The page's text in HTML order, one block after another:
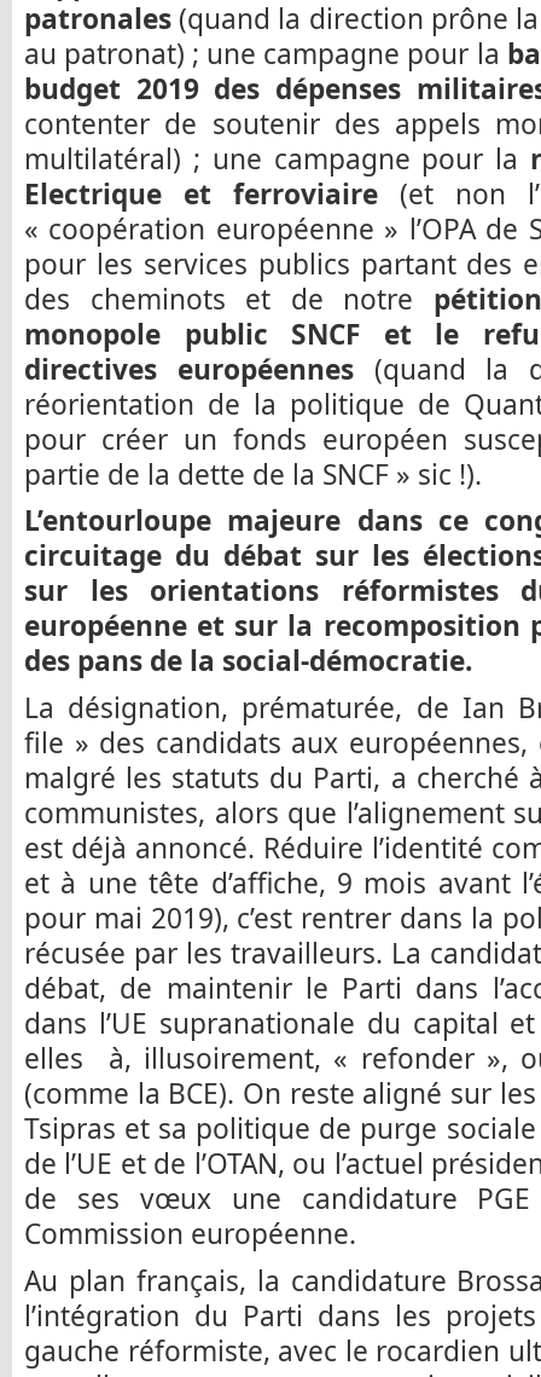
patronales (quand la direction prône
au patronat) ; une campagne pour la
budget 2019 des dépenses
contenter de soutenir des appels
multilatéral) ; une campagne pour la
Electrique et ferroviaire (et non
« coopération européenne » l’OPA de
pour les services publics partant des
des cheminots et de notre
monopole public SNCF et le
directives européennes(quand la
réorientation de la politique de
pour créer un fonds européen
partie de la dette de la SNCF » sic !).
L’entourloupe majeure dans ce
circuitage du débat sur les
sur les orientations réformistes
européenne et sur la recomposition
des pans de la social-démocratie.
La désignation, prématurée, de Ian
file » des candidats aux
malgré les statuts du Parti, a cherché
communistes, alors que l’alignement
est déjà annoncé. Réduire l’identité
et à une tête d’affiche, 9 mois avant
pour mai 2019), c’est rentrer dans la
récusée par les travailleurs. La
débat, de maintenir le Parti dans
dans l’UE supranationale du capital
elles à, illusoirement, « refonder »,
(comme la BCE). On reste aligné sur
Tsipras et sa politique de purge
de l’UE et de l’OTAN, ou l’actuel
de ses vœux une candidature
Commission européenne.
Au plan français, la candidature
l’intégration du Parti dans les
gauche réformiste, avec le rocardien